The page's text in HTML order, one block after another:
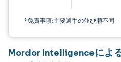
*免責事項:主要選手の並び順不同
Mordor Intelligenceによ